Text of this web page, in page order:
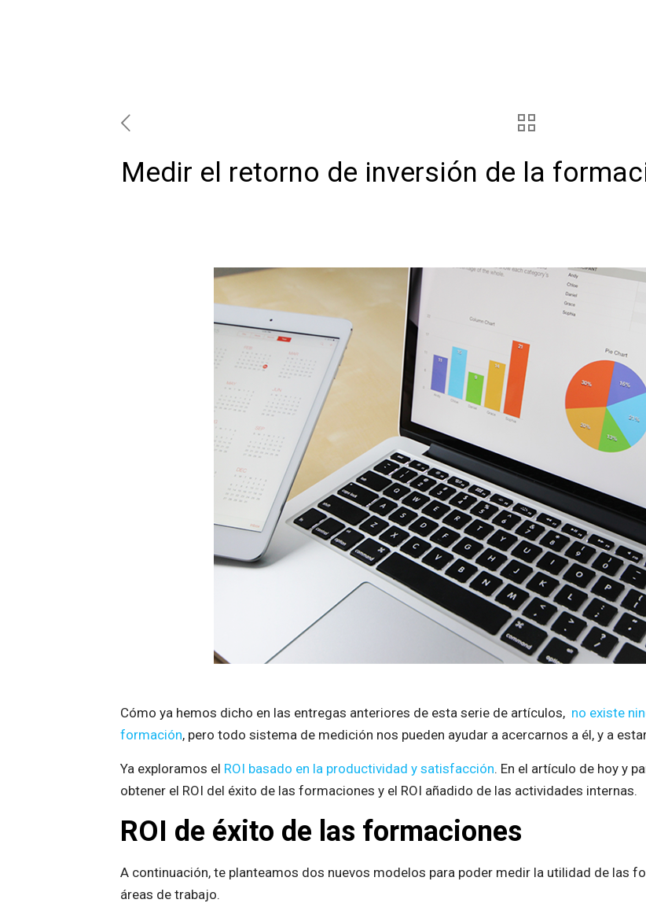
Medir el retorno de inversión de la
Cómo ya hemos dicho en las entregas anteriores de esta serie de artículos, no existe
formación, pero todo sistema de medición nos pueden ayudar a acercarnos a él, y a
Ya exploramos el ROI basado en la productividad y satisfacción. En el artículo de hoy y
obtener el ROI del éxito de las formaciones y el ROI añadido de las actividades internas.
ROI de éxito de las formaciones
A continuación, te planteamos dos nuevos modelos para poder medir la utilidad de las
áreas de trabajo.